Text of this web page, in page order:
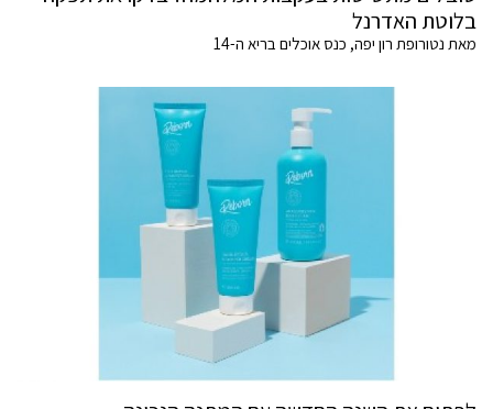
בלוטת האדרנל
מאת נטורופת רון יפה, כנס אוכלים בריא ה-14